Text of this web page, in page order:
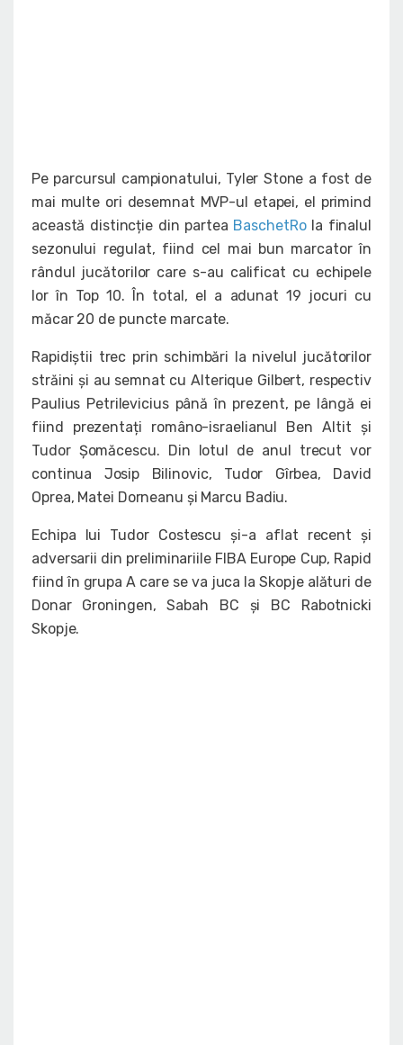
Pe parcursul campionatului, Tyler Stone a fost de
mai multe ori desemnat MVP-ul etapei, el primind
această distincție din partea BaschetRola finalul
sezonului regulat, fiind cel mai bun marcator în
rândul jucătorilor care s-au calificat cu echipele
lor în Top 10. În total, el a adunat 19 jocuri cu
măcar 20 de puncte marcate.
Rapidiștii trec prin schimbări la nivelul jucătorilor
străini și au semnat cu Alterique Gilbert, respectiv
Paulius Petrilevicius până în prezent, pe lângă ei
fiind prezentați româno-israelianul Ben Altit și
Tudor Șomăcescu. Din lotul de anul trecut vor
continua Josip Bilinovic, Tudor Gîrbea, David
Oprea, Matei Dorneanu și Marcu Badiu.
Echipa lui Tudor Costescu și-a aflat recent și
adversarii din preliminariile FIBA Europe Cup, Rapid
fiind în grupa A care se va juca la Skopje alături de
Donar Groningen, Sabah BC și BC Rabotnicki
Skopje.